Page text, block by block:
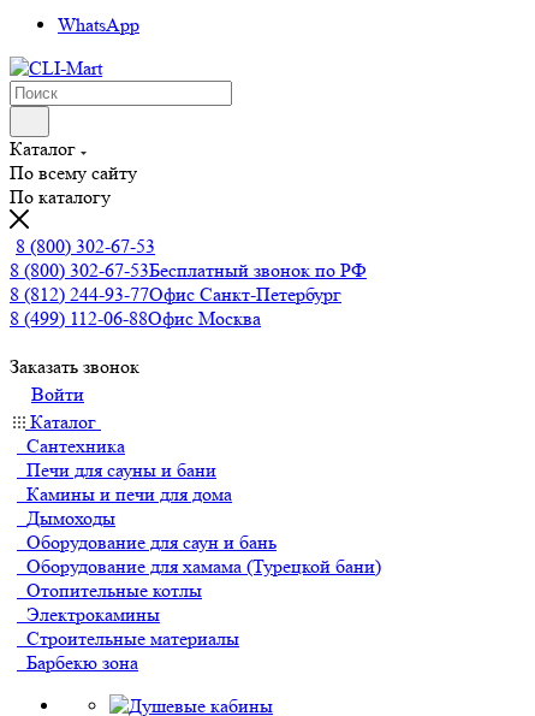
WhatsApp
Каталог
По всему сайту
По каталогу
8 (800) 302-67-53
8 (800) 302-67-53Бесплатный звонок по РФ
8 (812) 244-93-77Офис Санкт-Петербург
8 (499) 112-06-88Офис Москва
Заказать звонок
Войти
Каталог
Сантехника
Печи для сауны и бани
Камины и печи для дома
Дымоходы
Оборудование для саун и бань
Оборудование для хамама (Турецкой бани)
Отопительные котлы
Электрокамины
Строительные материалы
Барбекю зона